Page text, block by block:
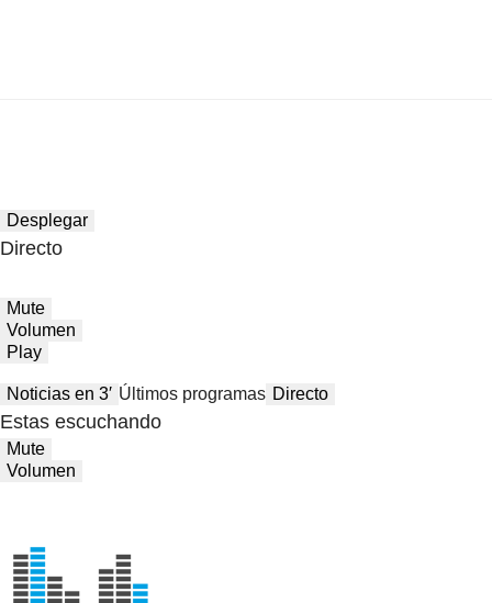
Desplegar
Directo
Mute
Volumen
Play
Noticias en 3′ Últimos programas Directo
Estas escuchando
Mute
Volumen